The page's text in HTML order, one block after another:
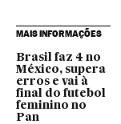
MAIS INFORMAÇÕES
Brasil faz 4 no
México, supera
erros e vai à
final do futebol
feminino no
Pan